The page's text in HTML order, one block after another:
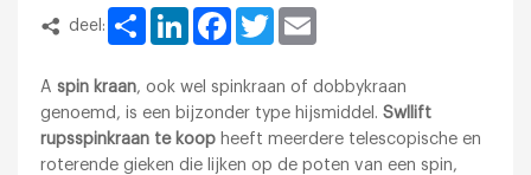
deel:
Share LinkedInFacebook
Twitter
A spin kraan, ook wel spinkraan of dobbykraan
genoemd, is een bijzonder type hijsmiddel.Swllift
rupsspinkraan te koop heeft meerdere telescopische en
roterende gieken die lijken op de poten van een spin,